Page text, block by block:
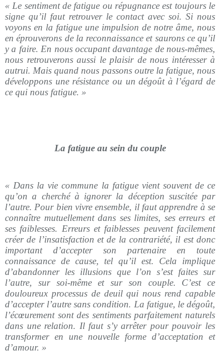
« Le sentiment de fatigue ou répugnance est toujours le
signe qu’il faut retrouver le contact avec soi. Si nous
voyons en la fatigue une impulsion de notre âme, nous
en éprouverons de la reconnaissance et saurons ce qu’il
y a faire. En nous occupant davantage de nous-mêmes,
nous retrouverons aussi le plaisir de nous intéresser à
autrui. Mais quand nous passons outre la fatigue, nous
développons une résistance ou un dégoût à l’égard de
ce qui nous fatigue. »
La fatigue au sein du couple
« Dans la vie commune la fatigue vient souvent de ce
qu’on a cherché à ignorer la déception suscitée par
l’autre. Pour bien vivre ensemble, il faut apprendre à se
connaître mutuellement dans ses limites, ses erreurs et
ses faiblesses. Erreurs et faiblesses peuvent facilement
créer de l’insatisfaction et de la contrariété, il est donc
important d’accepter son partenaire en toute
connaissance de cause, tel qu’il est. Cela implique
d’abandonner les illusions que l’on s’est faites sur
l’autre, sur soi-même et sur son couple. C’est ce
douloureux processus de deuil qui nous rend capable
d’accepter l’autre sans condition. La fatigue, le dégoût,
l’écœurement sont des sentiments parfaitement naturels
dans une relation. Il faut s’y arrêter pour pouvoir les
transformer en une nouvelle forme d’acceptation et
d’amour. »